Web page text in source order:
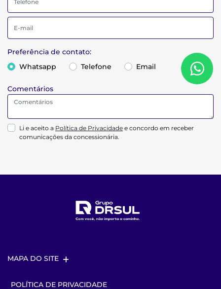
Preferência de contato:
Whatsapp
Telefone Email
Comentários
Li e aceito a Política de Privacidade e concordo em receber
comunicações da concessionária.
MAPA DO SITE
POLÍTICA DE PRIVACIDADE